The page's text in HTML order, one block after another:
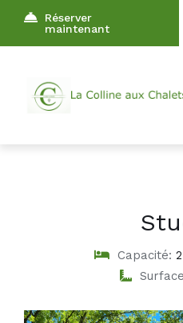
Réserver
maintenant
Capacité: